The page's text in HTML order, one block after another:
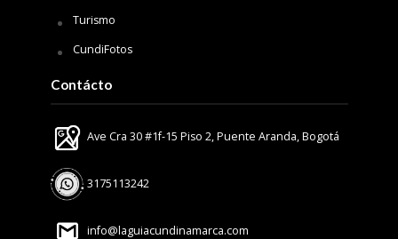
Turismo
CundiFotos
Contácto
Ave Cra 30 #1f-15 Piso 2, Puente Aranda, Bogotá
3175113242
info@laguiacundinamarca.com